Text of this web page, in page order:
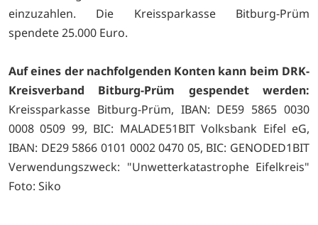
einzuzahlen. Die Kreissparkasse Bitburg-Prüm
spendete 25.000 Euro.
Auf eines der nachfolgenden Konten kann beim DRK-
Kreisverband Bitburg-Prüm gespendet werden:
Kreissparkasse Bitburg-Prüm, IBAN: DE59 5865 0030
0008 0509 99, BIC: MALADE51BIT Volksbank Eifel eG,
IBAN: DE29 5866 0101 0002 0470 05, BIC: GENODED1BIT
Verwendungszweck: "Unwetterkatastrophe Eifelkreis"
Foto: Siko